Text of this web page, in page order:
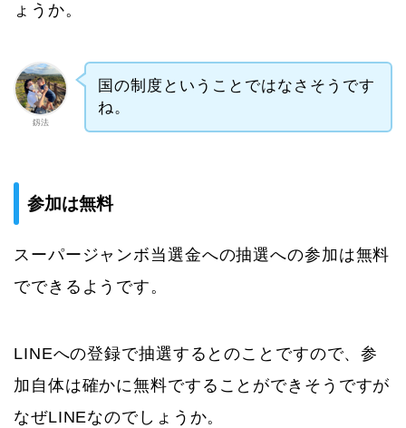
ょうか。
釼法
国の制度ということではなさそうです
ね。
参加は無料
スーパージャンボ当選金への抽選への参加は無料
でできるようです。
LINEへの登録で抽選するとのことですので、参
加自体は確かに無料ですることができそうですが
なぜLINEなのでしょうか。